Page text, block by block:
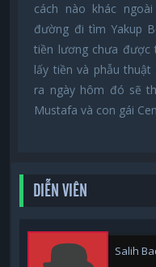
cách nào khác
đường đi tìm Yakup
tiền lương chưa được
lấy tiền và phẫu
ra ngày hôm đó sẽ
Mustafa và con gái
DIỄN VIÊN
Salih